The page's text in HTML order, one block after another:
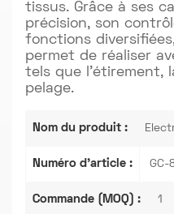
tissus. Grâce à ses
précision, son
fonctions
permet de réaliser
tels que l'étirement,
pelage.
Nom du produit :
Numéro d'article : GC-
Commande (MOQ) : 1